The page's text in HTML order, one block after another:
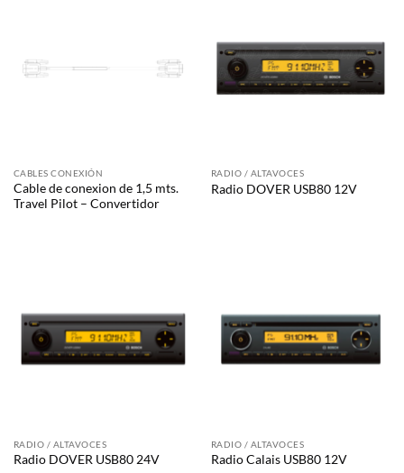
CABLES CONEXIÓN
Cable de conexion de 1,5 mts.
Travel Pilot – Convertidor
RADIO / ALTAVOCES
Radio DOVER USB80 12V
RADIO / ALTAVOCES
Radio DOVER USB80 24V
RADIO / ALTAVOCES
Radio Calais USB80 12V